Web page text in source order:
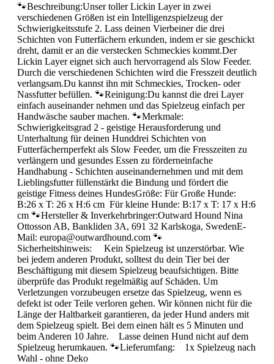
🐾Beschreibung:Unser toller Lickin Layer in zwei
verschiedenen Größen ist ein Intelligenzspielzeug der
Schwierigkeitsstufe 2. Lass deinen Vierbeiner die drei
Schichten von Futterfächern erkunden, indem er sie geschickt
dreht, damit er an die verstecken Schmeckies kommt.Der
Lickin Layer eignet sich auch hervorragend als Slow Feeder.
Durch die verschiedenen Schichten wird die Fresszeit deutlich
verlangsam.Du kannst ihn mit Schmeckies, Trocken- oder
Nassfutter befüllen. 🐾Reinigung:Du kannst die drei Layer
einfach auseinander nehmen und das Spielzeug einfach per
Handwäsche sauber machen. 🐾Merkmale:
Schwierigkeitsgrad 2 - geistige Herausforderung und
Unterhaltung für deinen Hunddrei Schichten von
Futterfächernperfekt als Slow Feeder, um die Fresszeiten zu
verlängern und gesundes Essen zu förderneinfache
Handhabung - Schichten auseinandernehmen und mit dem
Lieblingsfutter füllenstärkt die Bindung und fördert die
geistige Fitness deines HundesGröße: Für Große Hunde:
B:26 x T: 26 x H:6 cm Für kleine Hunde: B:17 x T: 17 x H:6
cm 🐾Hersteller & Inverkehrbringer:Outward Hound Nina
Ottosson AB, Bankliden 3A, 691 32 Karlskoga, SwedenE-
Mail: europa@outwardhound.com 🐾
Sicherheitshinweis: Kein Spielzeug ist unzerstörbar. Wie
bei jedem anderen Produkt, solltest du dein Tier bei der
Beschäftigung mit diesem Spielzeug beaufsichtigen. Bitte
überprüfe das Produkt regelmäßig auf Schäden. Um
Verletzungen vorzubeugen ersetze das Spielzeug, wenn es
defekt ist oder Teile verloren gehen. Wir können nicht für die
Länge der Haltbarkeit garantieren, da jeder Hund anders mit
dem Spielzeug spielt. Bei dem einen hält es 5 Minuten und
beim Anderen 10 Jahre. Lasse deinen Hund nicht auf dem
Spielzeug herumkauen. 🐾Lieferumfang: 1x Spielzeug nach
Wahl - ohne Deko